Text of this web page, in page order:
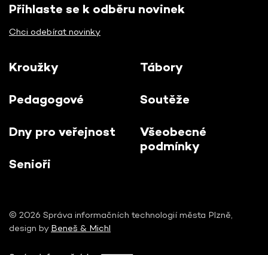
Přihlaste se k odběru novinek
Chci odebírat novinky
Kroužky
Pedagogové
Dny pro veřejnost
Senioři
Tábory
Soutěže
Všeobecné
podmínky
© 2026 Správa informačních technologií města Plzně,
design by Beneš & Michl